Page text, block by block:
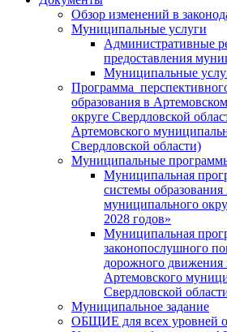
Обзор изменений в
Муниципальные услуги
Административные
предоставления
Муниципальные
Программа
образования в
округе Свердловской
Артемовского
Свердловской области)
Муниципальные
Муниципальная
системы
муниципального
2028 годов»
Муниципальная
законопослушного
дорожного движения
Артемовского
Свердловской
Муниципальное задание
ОБЩИЕ для всех уровней